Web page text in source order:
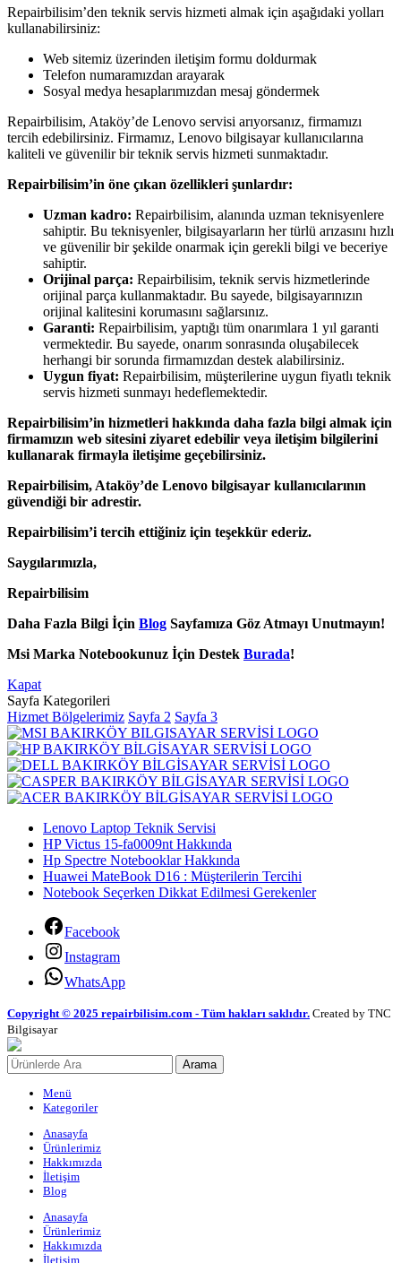
Repairbilisim’den teknik servis hizmeti almak için aşağıdaki yolları
kullanabilirsiniz:
Web sitemiz üzerinden iletişim formu doldurmak
Telefon numaramızdan arayarak
Sosyal medya hesaplarımızdan mesaj göndermek
Repairbilisim, Ataköy’de Lenovo servisi arıyorsanız, firmamızı
tercih edebilirsiniz. Firmamız, Lenovo bilgisayar kullanıcılarına
kaliteli ve güvenilir bir teknik servis hizmeti sunmaktadır.
Repairbilisim’in öne çıkan özellikleri şunlardır:
Uzman kadro: Repairbilisim, alanında uzman teknisyenlere
sahiptir. Bu teknisyenler, bilgisayarların her türlü arızasını hızlı
ve güvenilir bir şekilde onarmak için gerekli bilgi ve beceriye
sahiptir.
Orijinal parça: Repairbilisim, teknik servis hizmetlerinde
orijinal parça kullanmaktadır. Bu sayede, bilgisayarınızın
orijinal kalitesini korumasını sağlarsınız.
Garanti: Repairbilisim, yaptığı tüm onarımlara 1 yıl garanti
vermektedir. Bu sayede, onarım sonrasında oluşabilecek
herhangi bir sorunda firmamızdan destek alabilirsiniz.
Uygun fiyat: Repairbilisim, müşterilerine uygun fiyatlı teknik
servis hizmeti sunmayı hedeflemektedir.
Repairbilisim’in hizmetleri hakkında daha fazla bilgi almak için
firmamızın web sitesini ziyaret edebilir veya iletişim bilgilerini
kullanarak firmayla iletişime geçebilirsiniz.
Repairbilisim, Ataköy’de Lenovo bilgisayar kullanıcılarının
güvendiği bir adrestir.
Repairbilisim’i tercih ettiğiniz için teşekkür ederiz.
Saygılarımızla,
Repairbilisim
Daha Fazla Bilgi İçin Blog Sayfamıza Göz Atmayı Unutmayın!
Msi Marka Notebookunuz İçin Destek Burada!
Kapat
Sayfa Kategorileri
Hizmet Bölgelerimiz Sayfa 2 Sayfa 3
Lenovo Laptop Teknik Servisi
HP Victus 15-fa0009nt Hakkında
Hp Spectre Notebooklar Hakkında
Huawei MateBook D16 : Müşterilerin Tercihi
Notebook Seçerken Dikkat Edilmesi Gerekenler
Facebook
Instagram
WhatsApp
Copyright © 2025 repairbilisim.com - Tüm hakları saklıdır. Created by TNC
Bilgisayar
Arama
Menü
Kategoriler
Anasayfa
Ürünlerimiz
Hakkımızda
İletişim
Blog
Anasayfa
Ürünlerimiz
Hakkımızda
İletişim